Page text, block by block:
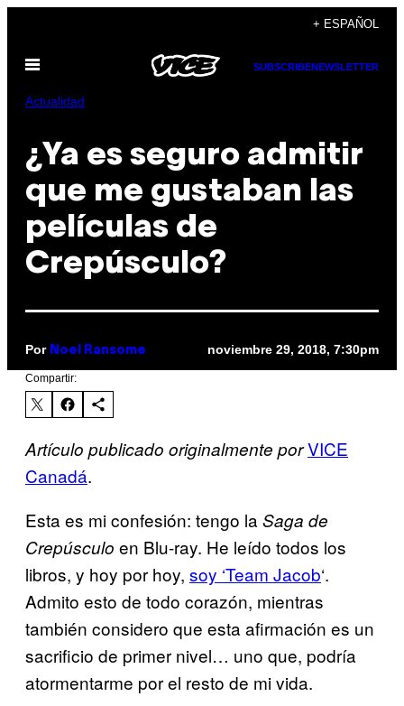
contenido
+ ESPAÑOL
Abrir
SUBSCRIBENEWSLETTER
Actualidad
¿Ya es seguro admitir
que me gustaban las
películas de
Crepúsculo?
Por Noel Ransome noviembre 29, 2018, 7:30pm
Compartir:
Artículo publicado originalmente porVICE
Canadá.
Esta es mi confesión: tengo la Saga de
Crepúsculo en Blu-ray. He leído todos los
libros, y hoy por hoy, soy ‘Team Jacob‘.
Admito esto de todo corazón, mientras
también considero que esta afirmación es un
sacrificio de primer nivel… uno que, podría
atormentarme por el resto de mi vida.